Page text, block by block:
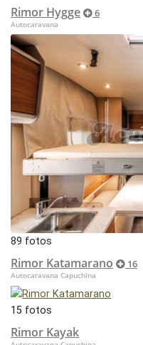
Rimor Hygge 6
Autocaravana
89 fotos
Rimor Katamarano 16
Autocaravana Capuchina
15 fotos
Rimor Kayak